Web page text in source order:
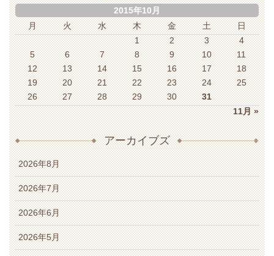
2015年10月
月
火 水 木 金 土 日
11月 »
1 2 3
4
5
6 7 8 9 10
11
12
13 14 15 16 17
18
19
20 21 22 23 24
25
26
27 28 29 30 31
アーカイブズ
2026年8月
2026年7月
2026年6月
2026年5月